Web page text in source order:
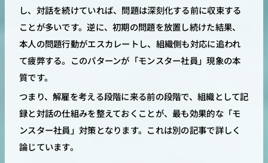
し、対話を続けていれば、問題は深刻化する前に収束する
ことが多いです。逆に、初期の問題を放置し続けた結果、
本人の問題行動がエスカレートし、組織側も対応に追われ
て疲弊する。このパターンが「モンスター社員」現象の本
質です。
つまり、解雇を考える段階に来る前の段階で、組織として記
録と対話の仕組みを整えておくことが、最も効果的な「モ
ンスター社員」対策となります。これは別の記事で詳しく
論じています。